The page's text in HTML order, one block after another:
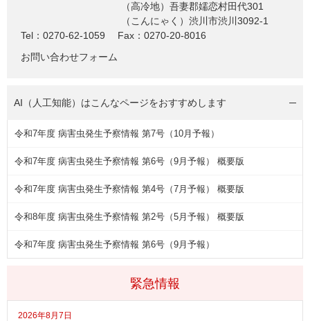
（高冷地）吾妻郡嬬恋村田代301
（こんにゃく）渋川市渋川3092-1
Tel：0270-62-1059
Fax：0270-20-8016
お問い合わせフォーム
緊急情報
2026年8月7日
AI（人工知能）はこんなページをおすすめします
令和7年度 病害虫発生予察情報 第7号（10月予報）
令和7年度 病害虫発生予察情報 第6号（9月予報） 概要版
令和7年度 病害虫発生予察情報 第4号（7月予報） 概要版
令和8年度 病害虫発生予察情報 第2号（5月予報） 概要版
令和7年度 病害虫発生予察情報 第6号（9月予報）